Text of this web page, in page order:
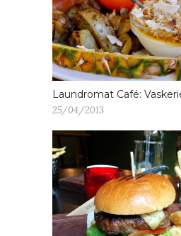
Laundromat Café:
25/04/2013